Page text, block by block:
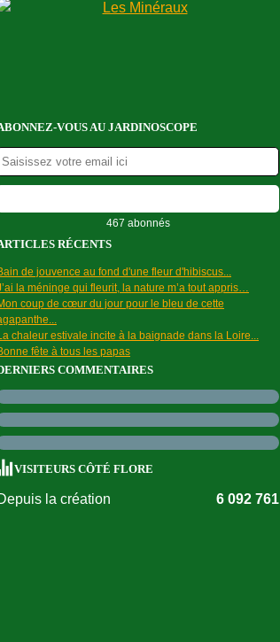
VOUS AU JARDINOSCOPE
467 abonnés
RÉCENTS
de jouvence au fond d'une fleur d'hibiscus...
la méninge qui fleurit, la nature m’a tout appris…
coup de cœur du jour pour le bleu de cette
chaleur estivale incite à la baignade dans la Loire...
fête à tous les papas
COMMENTAIRES
VISITEURS CÔTÉ FLORE
la création 6 092 761